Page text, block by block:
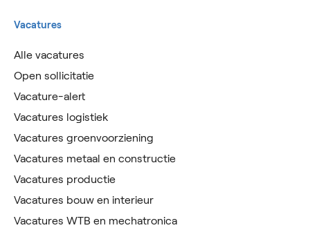
Vacatures
Alle vacatures
Open sollicitatie
Vacature-alert
Vacatures logistiek
Vacatures groenvoorziening
Vacatures metaal en constructie
Vacatures productie
Vacatures bouw en interieur
Vacatures WTB en mechatronica